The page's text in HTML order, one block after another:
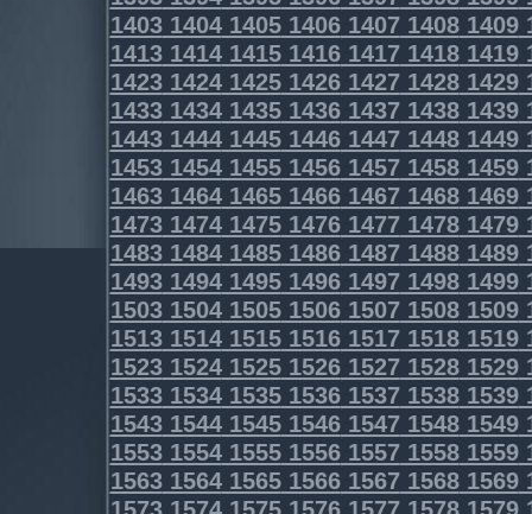
1403140414051406140714081409
1413141414151416141714181419
1423142414251426142714281429
1433143414351436143714381439
1443144414451446144714481449
1453145414551456145714581459
1463146414651466146714681469
1473147414751476147714781479
1483148414851486148714881489
1493149414951496149714981499
1503150415051506150715081509
1513151415151516151715181519
1523152415251526152715281529
1533153415351536153715381539
1543154415451546154715481549
1553155415551556155715581559
1563156415651566156715681569